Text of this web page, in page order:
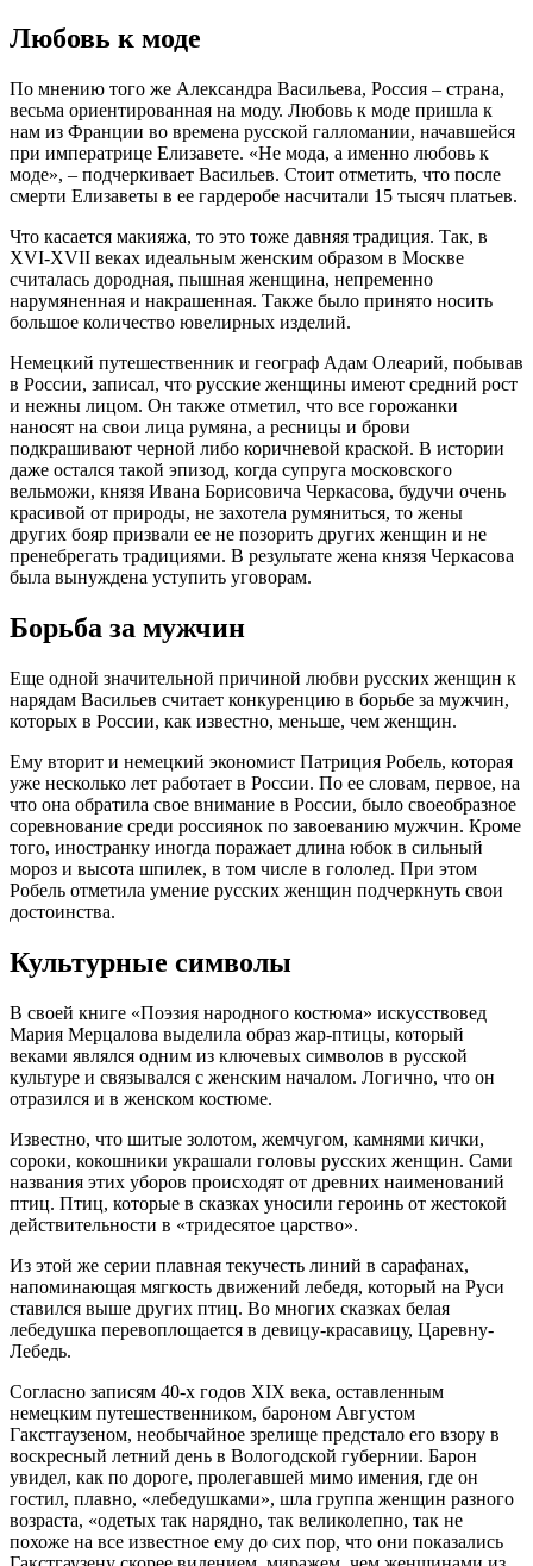
Любовь к моде
По мнению того же Александра Васильева, Россия – страна,
весьма ориентированная на моду. Любовь к моде пришла к
нам из Франции во времена русской галломании, начавшейся
при императрице Елизавете. «Не мода, а именно любовь к
моде», – подчеркивает Васильев. Стоит отметить, что после
смерти Елизаветы в ее гардеробе насчитали 15 тысяч платьев.
Что касается макияжа, то это тоже давняя традиция. Так, в
XVI-XVII веках идеальным женским образом в Москве
считалась дородная, пышная женщина, непременно
нарумяненная и накрашенная. Также было принято носить
большое количество ювелирных изделий.
Немецкий путешественник и географ Адам Олеарий, побывав
в России, записал, что русские женщины имеют средний рост
и нежны лицом. Он также отметил, что все горожанки
наносят на свои лица румяна, а ресницы и брови
подкрашивают черной либо коричневой краской. В истории
даже остался такой эпизод, когда супруга московского
вельможи, князя Ивана Борисовича Черкасова, будучи очень
красивой от природы, не захотела румяниться, то жены
других бояр призвали ее не позорить других женщин и не
пренебрегать традициями. В результате жена князя Черкасова
была вынуждена уступить уговорам.
Борьба за мужчин
Еще одной значительной причиной любви русских женщин к
нарядам Васильев считает конкуренцию в борьбе за мужчин,
которых в России, как известно, меньше, чем женщин.
Ему вторит и немецкий экономист Патриция Робель, которая
уже несколько лет работает в России. По ее словам, первое, на
что она обратила свое внимание в России, было своеобразное
соревнование среди россиянок по завоеванию мужчин. Кроме
того, иностранку иногда поражает длина юбок в сильный
мороз и высота шпилек, в том числе в гололед. При этом
Робель отметила умение русских женщин подчеркнуть свои
достоинства.
Культурные символы
В своей книге «Поэзия народного костюма» искусствовед
Мария Мерцалова выделила образ жар-птицы, который
веками являлся одним из ключевых символов в русской
культуре и связывался с женским началом. Логично, что он
отразился и в женском костюме.
Известно, что шитые золотом, жемчугом, камнями кички,
сороки, кокошники украшали головы русских женщин. Сами
названия этих уборов происходят от древних наименований
птиц. Птиц, которые в сказках уносили героинь от жестокой
действительности в «тридесятое царство».
Из этой же серии плавная текучесть линий в сарафанах,
напоминающая мягкость движений лебедя, который на Руси
ставился выше других птиц. Во многих сказках белая
лебедушка перевоплощается в девицу-красавицу, Царевну-
Лебедь.
Согласно записям 40-х годов XIX века, оставленным
немецким путешественником, бароном Августом
Гакстгаузеном, необычайное зрелище предстало его взору в
воскресный летний день в Вологодской губернии. Барон
увидел, как по дороге, пролегавшей мимо имения, где он
гостил, плавно, «лебедушками», шла группа женщин разного
возраста, «одетых так нарядно, так великолепно, так не
похоже на все известное ему до сих пор, что они показались